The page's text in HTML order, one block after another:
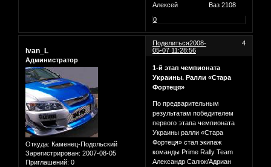
Алексей Ваз 2108
0
Поделиться 4
2008-
05-07 11:28:56
Ivan_L
Администратор
Откуда: Каменец-Подольский
Зарегистрирован: 2007-08-05
Приглашений: 0
1-й этап чемпионата
Украины. Ралли «Стара
Фортеця»
По предварительным
результатам победителем
первого этапа чемпионата
Украины ралли «Стара
Фортеця» стал экипаж
команды Prime Rally Team
Александр Салюк/Адриан